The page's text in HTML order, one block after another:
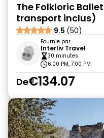
The Folkloric
transport inclus)
9.5 (50)
Fournie par
Interliv Travel
30 minutes
6:00 PM, 7:00 PM
De€134.07